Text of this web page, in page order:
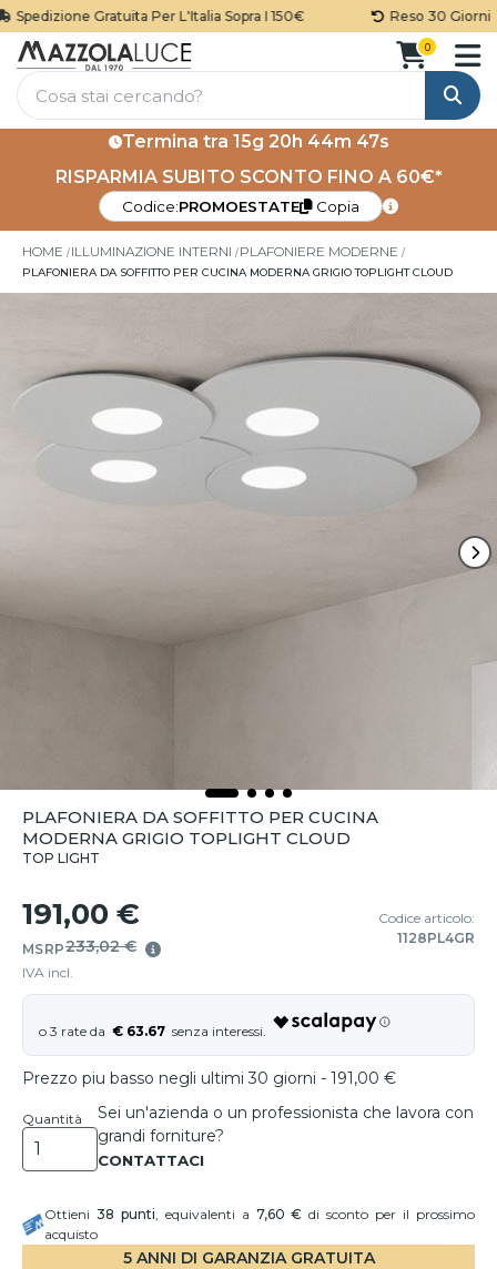
Gratuita Per L'Italia Sopra I 150€ Reso 30 Giorni
Cerca
0
Termina tra 15g 20h 44m 47s
RISPARMIA SUBITO SCONTO FINO A 60€*
Codice:PROMOESTATE Copia
HOME ILLUMINAZIONE INTERNI PLAFONIERE MODERNE
PLAFONIERA DA SOFFITTO PER CUCINA MODERNA GRIGIO TOPLIGHT CLOUD
PLAFONIERA DA SOFFITTO PER CUCINA
MODERNA GRIGIO TOPLIGHT CLOUD
TOP LIGHT
191,00 €
MSRP233,02 €
IVA incl.
Codice articolo:
1128PL4GR
€ 63.67
Prezzo piu basso negli ultimi 30 giorni - 191,00 €
Quantità
Sei un'azienda o un professionista che lavora con
grandi forniture?
Ottieni 38 punti, equivalenti a 7,60 € di sconto per il prossimo
acquisto
5 ANNI DI GARANZIA GRATUITA